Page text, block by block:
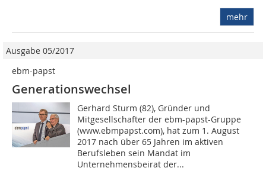
mehr
Ausgabe 05/2017
ebm-papst
Generationswechsel
Gerhard Sturm (82), Gründer und
Mitgesellschafter der ebm-papst-Gruppe
(www.ebmpapst.com), hat zum 1. August
2017 nach über 65 Jahren im aktiven
Berufsleben sein Mandat im
Unternehmensbeirat der...